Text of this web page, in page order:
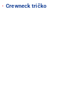
· Crewneck tričko